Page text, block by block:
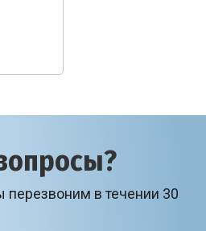
перезвоним в течении 30